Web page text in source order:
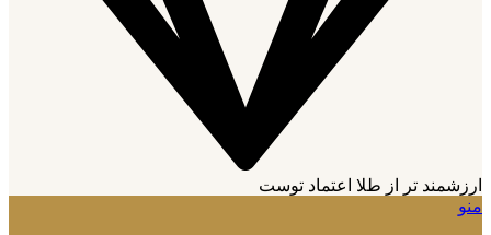
ارزشمند تر از طلا اعتماد توست
منو